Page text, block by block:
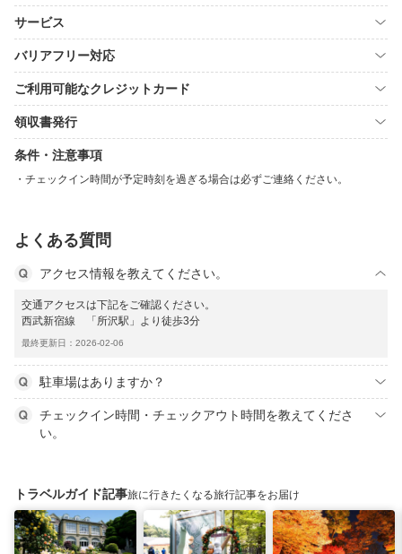
サービス
バリアフリー対応
ご利用可能なクレジットカード
領収書発行
条件・注意事項
チェックイン時間が予定時刻を過ぎる場合は必ずご連絡ください。
よくある質問
アクセス情報を教えてください。
交通アクセスは下記をご確認ください。
西武新宿線 「所沢駅」より徒歩3分
最終更新日：2026-02-06
駐車場はありますか？
チェックイン時間・チェックアウト時間を教えてくださ
い。
トラベルガイド記事旅に行きたくなる旅行記事をお届け